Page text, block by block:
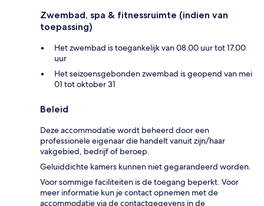
Zwembad, spa & fitnessruimte (indien van
toepassing)
Het zwembad is toegankelijk van 08.00 uur tot 17.00
uur
Het seizoensgebonden zwembad is geopend van mei
01 tot oktober 31
Beleid
Deze accommodatie wordt beheerd door een
professionele eigenaar die handelt vanuit zijn/haar
vakgebied, bedrijf of beroep.
Geluiddichte kamers kunnen niet gegarandeerd worden.
Voor sommige faciliteiten is de toegang beperkt. Voor
meer informatie kun je contact opnemen met de
accommodatie via de contactgegevens in de